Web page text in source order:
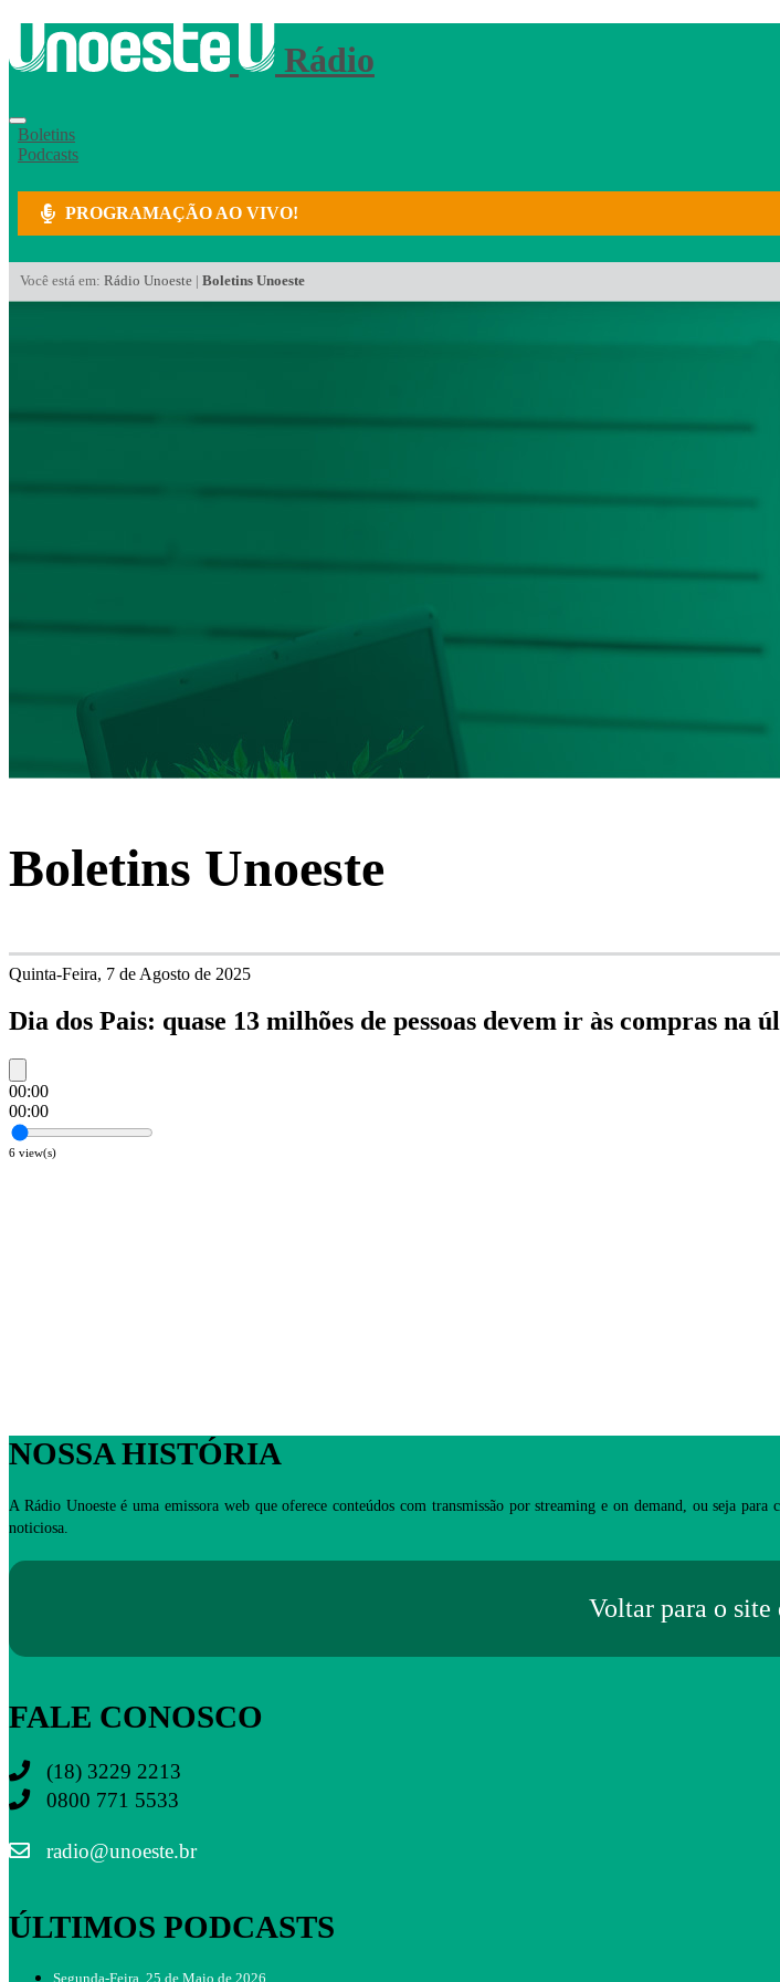
Rádio
Boletins
Podcasts
PROGRAMAÇÃO AO VIVO!
Você está em: Rádio Unoeste | Boletins Unoeste
Boletins Unoeste
Quinta-Feira, 7 de Agosto de 2025
Dia dos Pais: quase 13 milhões de pessoas devem ir às compras na
00:00
00:00
6 view(s)
NOSSA HISTÓRIA
A Rádio Unoeste é uma emissora web que oferece conteúdos com transmissão por streaming e on demand, ou seja
noticiosa.
Voltar para o site
FALE CONOSCO
(18) 3229 2213
0800 771 5533
radio@unoeste.br
ÚLTIMOS PODCASTS
Segunda-Feira, 25 de Maio de 2026